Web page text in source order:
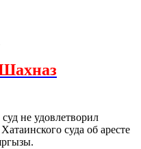
не удовлетворил
суда об аресте